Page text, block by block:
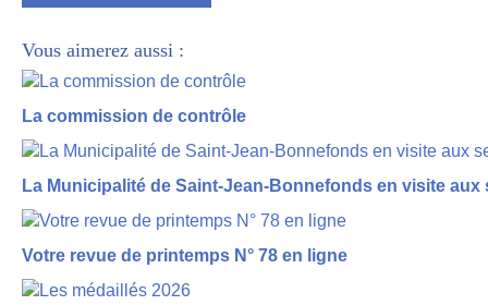
Vous aimerez aussi :
La commission de contrôle
La Municipalité de Saint-Jean-Bonnefonds en visite aux
Votre revue de printemps N° 78 en ligne